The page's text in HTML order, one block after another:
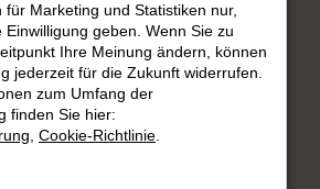
Fehler aufgetreten.
Tipps, die dir helfen können:
Firewall und deine
zum Beispiel deine
Marketing und Statistiken nur,
geben. Wenn Sie zu
Ihre Meinung ändern, können
jederzeit für die Zukunft widerrufen.
zum Umfang der
finden Sie hier:
Cookie-Richtlinie